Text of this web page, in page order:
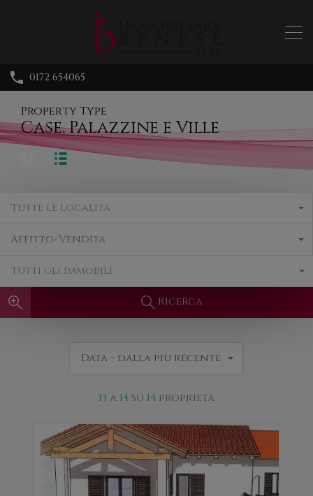
0172 654065
Property Type
Case, Palazzine e Ville
Tutte le Località
Affitto/Vendita
Tutti gli immobili
Ricerca
13 a 14 su 14 proprietà
Data - dalla più recente